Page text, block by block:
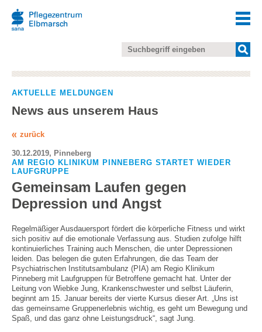
AKTUELLE MELDUNGEN
News aus unserem Haus
zurück
30.12.2019, Pinneberg
AM REGIO KLINIKUM PINNEBERG STARTET WIEDER
LAUFGRUPPE
Gemeinsam Laufen gegen
Depression und Angst
Regelmäßiger Ausdauersport fördert die körperliche Fitness und wirkt
sich positiv auf die emotionale Verfassung aus. Studien zufolge hilft
kontinuierliches Training auch Menschen, die unter Depressionen
leiden. Das belegen die guten Erfahrungen, die das Team der
Psychiatrischen Institutsambulanz (PIA) am Regio Klinikum
Pinneberg mit Laufgruppen für Betroffene gemacht hat. Unter der
Leitung von Wiebke Jung, Krankenschwester und selbst Läuferin,
beginnt am 15. Januar bereits der vierte Kursus dieser Art. „Uns ist
das gemeinsame Gruppenerlebnis wichtig, es geht um Bewegung und
Spaß, und das ganz ohne Leistungsdruck“, sagt Jung.